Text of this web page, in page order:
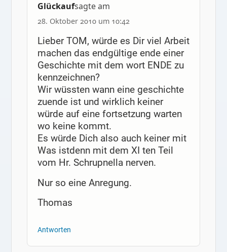
Glückaufsagte am
28. Oktober 2010 um 10:42
Lieber TOM, würde es Dir viel Arbeit
machen das endgültige ende einer
Geschichte mit dem wort ENDE zu
kennzeichnen?
Wir wüssten wann eine geschichte
zuende ist und wirklich keiner
würde auf eine fortsetzung warten
wo keine kommt.
Es würde Dich also auch keiner mit
Was istdenn mit dem XI ten Teil
vom Hr. Schrupnella nerven.
Nur so eine Anregung.
Thomas
Antworten